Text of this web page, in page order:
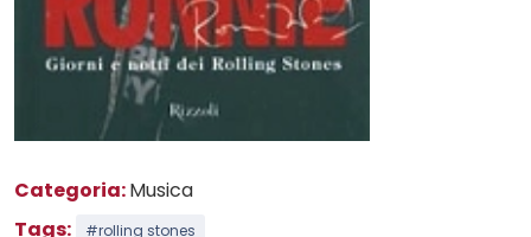
Categoria:Musica
Tags:
#rolling stones